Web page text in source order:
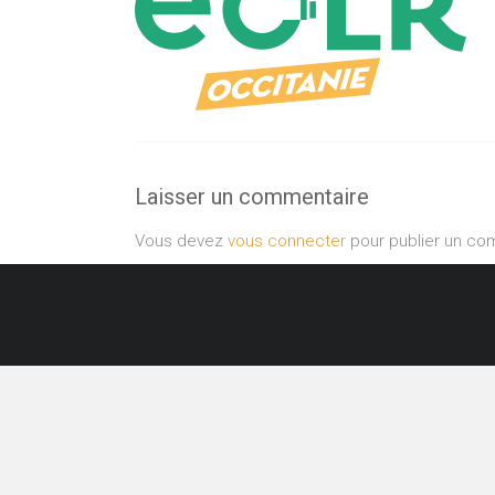
Laisser un commentaire
Vous devez vous connecter pour publier un